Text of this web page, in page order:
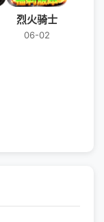
烈火骑士
06-02